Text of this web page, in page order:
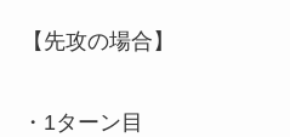
【先攻の場合】
・1ターン目